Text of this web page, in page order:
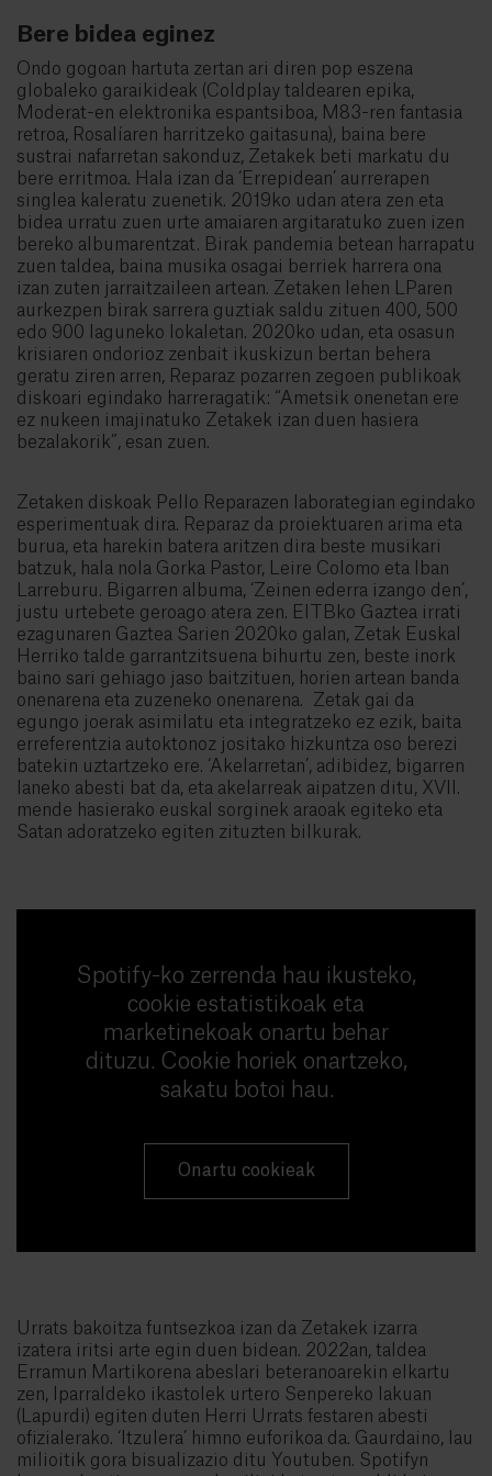
Bere bidea eginez
Ondo gogoan hartuta zertan ari diren pop eszena
globaleko garaikideak (Coldplay taldearen epika,
Moderat-en elektronika espantsiboa, M83-ren fantasia
retroa, Rosalíaren harritzeko gaitasuna), baina bere
sustrai nafarretan sakonduz, Zetakek beti markatu du
bere erritmoa. Hala izan da ‘Errepidean’ aurrerapen
singlea kaleratu zuenetik. 2019ko udan atera zen eta
bidea urratu zuen urte amaiaren argitaratuko zuen izen
bereko albumarentzat. Birak pandemia betean harrapatu
zuen taldea, baina musika osagai berriek harrera ona
izan zuten jarraitzaileen artean. Zetaken lehen LParen
aurkezpen birak sarrera guztiak saldu zituen 400, 500
edo 900 laguneko lokaletan. 2020ko udan, eta osasun
krisiaren ondorioz zenbait ikuskizun bertan behera
geratu ziren arren, Reparaz pozarren zegoen publikoak
diskoari egindako harreragatik: “Ametsik onenetan ere
ez nukeen imajinatuko Zetakek izan duen hasiera
bezalakorik”, esan zuen.
Zetaken diskoak Pello Reparazen laborategian egindako
esperimentuak dira. Reparaz da proiektuaren arima eta
burua, eta harekin batera aritzen dira beste musikari
batzuk, hala nola Gorka Pastor, Leire Colomo eta Iban
Larreburu. Bigarren albuma, ‘Zeinen ederra izango den’,
justu urtebete geroago atera zen. EITBko Gaztea irrati
ezagunaren Gaztea Sarien 2020ko galan, Zetak Euskal
Herriko talde garrantzitsuena bihurtu zen, beste inork
baino sari gehiago jaso baitzituen, horien artean banda
onenarena eta zuzeneko onenarena. Zetak gai da
egungo joerak asimilatu eta integratzeko ez ezik, baita
erreferentzia autoktonoz jositako hizkuntza oso berezi
batekin uztartzeko ere. ‘Akelarretan’, adibidez, bigarren
laneko abesti bat da, eta akelarreak aipatzen ditu, XVII.
mende hasierako euskal sorginek araoak egiteko eta
Satan adoratzeko egiten zituzten bilkurak.
Spotify-ko zerrenda hau ikusteko,
cookie estatistikoak eta
marketinekoak onartu behar
dituzu. Cookie horiek onartzeko,
sakatu botoi hau.
Onartu cookieak
Urrats bakoitza funtsezkoa izan da Zetakek izarra
izatera iritsi arte egin duen bidean. 2022an, taldea
Erramun Martikorena abeslari beteranoarekin elkartu
zen, Iparraldeko ikastolek urtero Senpereko lakuan
(Lapurdi) egiten duten Herri Urrats festaren abesti
ofizialerako. ‘Itzulera’ himno euforikoa da. Gaurdaino, lau
milioitik gora bisualizazio ditu Youtuben. Spotifyn